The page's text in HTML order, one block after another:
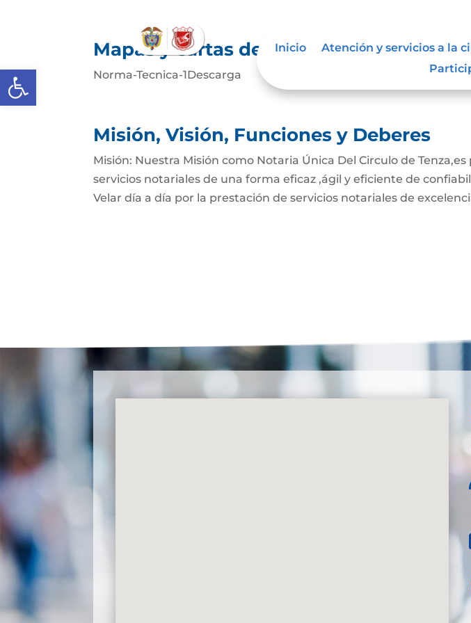
Abrir barra de herramientas
Inicio Atención y servicios a la
Mapas y cartas descriptivas de los
Norma-Tecnica-1Descarga
Misión, Visión, Funciones y Deberes
Misión: Nuestra Misión como Notaria Única Del Circulo de
servicios notariales de una forma eficaz ,ágil y eficiente de
Velar día a día por la prestación de servicios notariales de